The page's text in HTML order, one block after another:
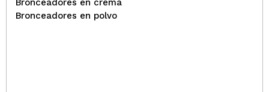
Bronceadores en polvo